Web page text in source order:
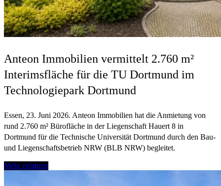
Anteon Immobilien vermittelt 2.760 m²
Interimsfläche für die TU Dortmund im
Technologiepark Dortmund
Essen, 23. Juni 2026. Anteon Immobilien hat die Anmietung von
rund 2.760 m² Bürofläche in der Liegenschaft Hauert 8 in
Dortmund für die Technische Universität Dortmund durch den Bau-
und Liegenschaftsbetrieb NRW (BLB NRW) begleitet.
Mehr erfahren